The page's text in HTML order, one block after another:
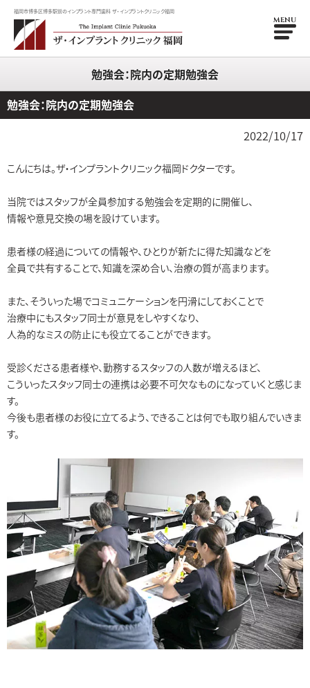
福岡市博多区博多駅前のインプラント専門歯科 ザ・インプラントクリニック福岡
MENU
勉強会：院内の定期勉強会
勉強会：院内の定期勉強会
2022/10/17
こんにちは。ザ・インプラントクリニック福岡ドクターです。
当院ではスタッフが全員参加する勉強会を定期的に開催し、
情報や意見交換の場を設けています。
患者様の経過についての情報や、ひとりが新たに得た知識などを
全員で共有することで、知識を深め合い、治療の質が高まります。
また、そういった場でコミュニケーションを円滑にしておくことで
治療中にもスタッフ同士が意見をしやすくなり、
人為的なミスの防止にも役立てることができます。
受診くださる患者様や、勤務するスタッフの人数が増えるほど、
こういったスタッフ同士の連携は必要不可欠なものになっていくと感じま
す。
今後も患者様のお役に立てるよう、できることは何でも取り組んでいきま
す。